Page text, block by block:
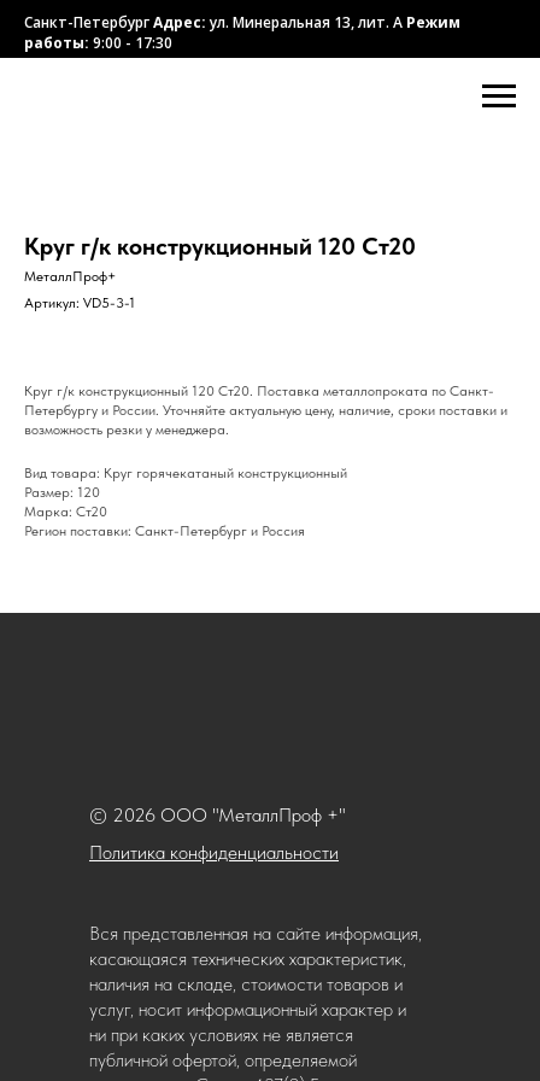
Санкт-ПетербургАдрес:ул. Минеральная 13, лит. А Режим
работы: 9:00 - 17:30
Круг г/к конструкционный 120 Ст20
МеталлПроф+
Артикул: VD5-3-1
Круг г/к конструкционный 120 Ст20. Поставка металлопроката по Санкт-
Петербургу и России. Уточняйте актуальную цену, наличие, сроки поставки и
возможность резки у менеджера.
Вид товара: Круг горячекатаный конструкционный
Размер: 120
Марка: Ст20
Регион поставки: Санкт-Петербург и Россия
Политика конфиденциальности
© 2026 ООО "МеталлПроф +"
Вся представленная на сайте информация,
касающаяся технических характеристик,
наличия на складе, стоимости товаров и
услуг, носит информационный характер и
ни при каких условиях не является
публичной офертой, определяемой